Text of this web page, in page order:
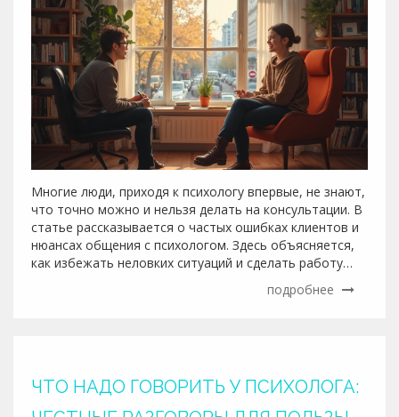
Многие люди, приходя к психологу впервые, не знают,
что точно можно и нельзя делать на консультации. В
статье рассказывается о частых ошибках клиентов и
нюансах общения с психологом. Здесь объясняется,
как избежать неловких ситуаций и сделать работу
максимально эффективной. Честность, открытость и
уважение к себе и специалисту — ключевые правила
подробнее
ЧТО НАДО ГОВОРИТЬ У ПСИХОЛОГА: